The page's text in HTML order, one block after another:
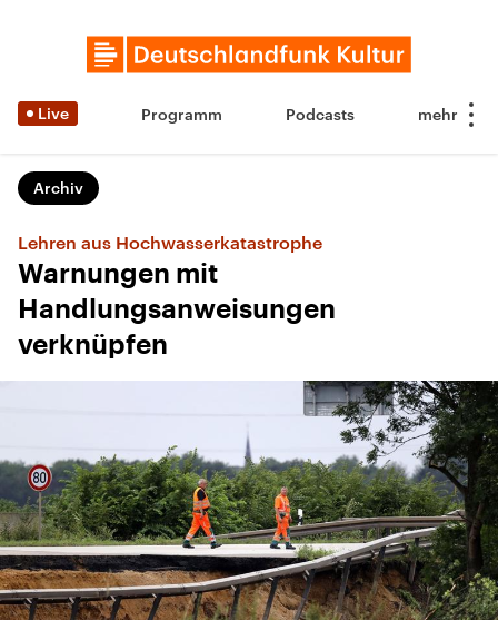
Live Programm Podcasts
Archiv
Lehren aus Hochwasserkatastrophe
Warnungen mit
Handlungsanweisungen
verknüpfen